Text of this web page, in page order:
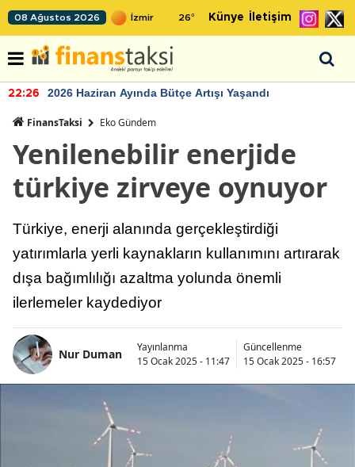
08 Ağustos 2026 26° Künye İletişim
22:26 2026 Haziran Ayında Bütçe Artışı Yaşandı
FinansTaksi Eko Gündem
Yenilenebilir enerjide
türkiye zirveye oynuyor
Türkiye, enerji alanında gerçekleştirdiği
yatırımlarla yerli kaynakların kullanımını artırarak
dışa bağımlılığı azaltma yolunda önemli
ilerlemeler kaydediyor
Nur Duman
Yayınlanma
15 Ocak 2025 - 11:47
Güncellenme
15 Ocak 2025 - 16:57